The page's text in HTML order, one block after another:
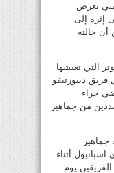
تعرض
إثره إلى
حالته
التي تعيشها
فريق ديبورتيفو
جراء
من جماهير
جماهير
أثناء
الفريقين يوم